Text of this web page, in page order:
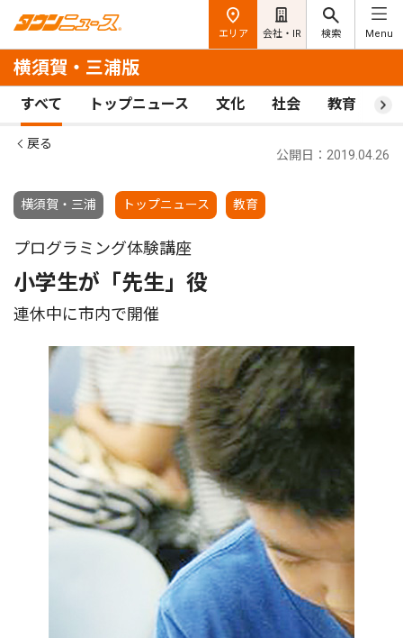
エリア 会社・IR 検索 Menu
横須賀・三浦版
すべて トップニュース 文化 社会 教育 ス
戻る
横須賀・三浦 トップニュース 教育
公開日：2019.04.26
プログラミング体験講座
小学生が「先生」役
連休中に市内で開催